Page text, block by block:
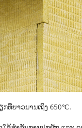
ທີ່ຍາວນານເຖິງ 650℃.